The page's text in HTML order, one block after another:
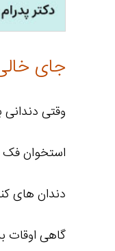
جای
وقتی
استخوان
دندان های
گاهی اوقات